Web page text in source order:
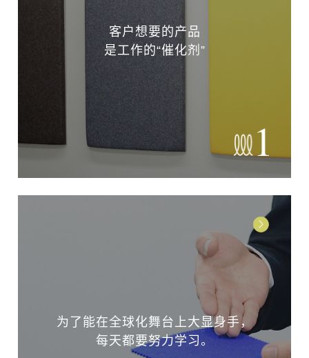
客户想要的产品
是工作的“催化剂”
为了能在全球化舞台上大显身手，
每天都要努力学习。